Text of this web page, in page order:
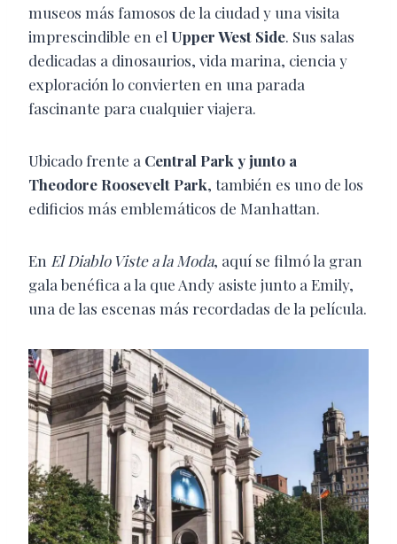
museos más famosos de la ciudad y una visita
imprescindible en el Upper West Side. Sus salas
dedicadas a dinosaurios, vida marina, ciencia y
exploración lo convierten en una parada
fascinante para cualquier viajera.
Ubicado frente a Central Park y junto a
Theodore Roosevelt Park, también es uno de los
edificios más emblemáticos de Manhattan.
En El Diablo Viste a la Moda, aquí se filmó la gran
gala benéfica a la que Andy asiste junto a Emily,
una de las escenas más recordadas de la película.